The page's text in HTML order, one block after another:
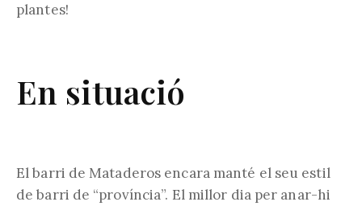
plantes!
En situació
El barri de Mataderos encara manté el seu estil
de barri de “província”. El millor dia per anar-hi